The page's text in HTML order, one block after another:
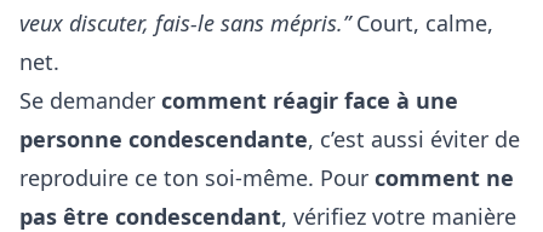
veux discuter, fais-le sans mépris.”Court, calme,
net.
Se demander comment réagir face à une
personne condescendante, c’est aussi éviter de
reproduire ce ton soi-même. Pour comment ne
pas être condescendant, vérifiez votre manière